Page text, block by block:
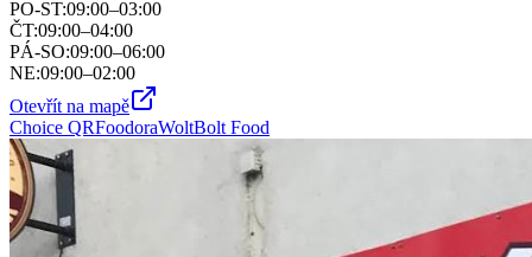
PO-ST:09:00–03:00
ČT:09:00–04:00
PÁ-SO:09:00–06:00
NE:09:00–02:00
Otevřít na mapě
Choice QRFoodoraWoltBolt Food